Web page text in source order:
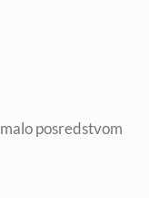
posredstvom